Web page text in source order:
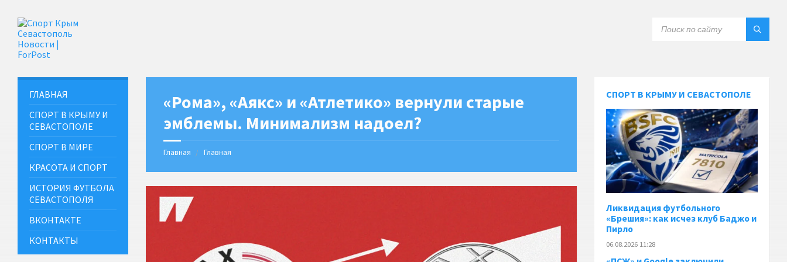
«Рома», «Аякс» и «Атлетико» вернули старые
эмблемы. Минимализм надоел?
Главная Главная
ГЛАВНАЯ
СПОРТ В КРЫМУ И
СЕВАСТОПОЛЕ
СПОРТ В МИРЕ
КРАСОТА И СПОРТ
ИСТОРИЯ ФУТБОЛА
СЕВАСТОПОЛЯ
ВКОНТАКТЕ
КОНТАКТЫ
СПОРТ В КРЫМУ И СЕВАСТОПОЛЕ
Ликвидация футбольного
«Брешия»: как исчез клуб Баджо и
Пирло
06.08.2026 11:28